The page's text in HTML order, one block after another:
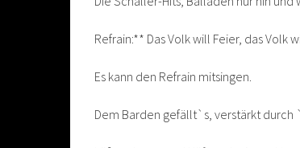
Refrain:** Das Volk will Feier, das Volk
Es kann den Refrain mitsingen.
Dem Barden gefällt`s, verstärkt durch